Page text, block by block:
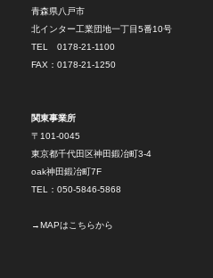
青森県八戸市
北インター工業団地一丁目5番10号
TEL 0178-21-1100
FAX：0178-21-1250
関東事業所
〒101-0045
東京都千代田区神田鍛冶町3-4
oak神田鍛冶町7F
TEL：050-5846-5868
→MAPはこちらから